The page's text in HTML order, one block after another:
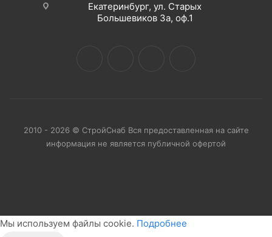
Екатеринбург, ул. Старых
Большевиков 3а, оф.1
2010 - 2026 © СтройСнаб Вся предоставленная на сайте
информация не является публичной офертой
Мы используем файлы cookie. Подробнее